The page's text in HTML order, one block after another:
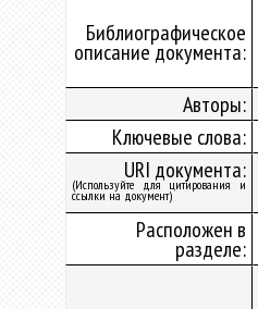
Библиографическое
описание документа:
Авторы:
Ключевые слова:
URI документа:
(Используйте для цитирования и
ссылки на документ)
Расположен в
разделе: